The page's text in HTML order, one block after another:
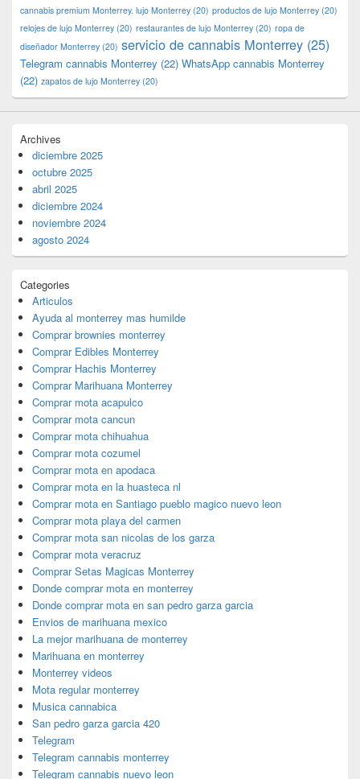
cannabis premium Monterrey. lujo Monterrey (20) productos de lujo Monterrey (20)
relojes de lujo Monterrey (20) restaurantes de lujo Monterrey (20) ropa de
diseñador Monterrey (20) servicio de cannabis Monterrey (25)
Telegram cannabis Monterrey (22) WhatsApp cannabis Monterrey
(22) zapatos de lujo Monterrey (20)
Archives
diciembre 2025
octubre 2025
abril 2025
diciembre 2024
noviembre 2024
agosto 2024
Categories
Articulos
Ayuda al monterrey mas humilde
Comprar brownies monterrey
Comprar Edibles Monterrey
Comprar Hachis Monterrey
Comprar Marihuana Monterrey
Comprar mota acapulco
Comprar mota cancun
Comprar mota chihuahua
Comprar mota cozumel
Comprar mota en apodaca
Comprar mota en la huasteca nl
Comprar mota en Santiago pueblo magico nuevo leon
Comprar mota playa del carmen
Comprar mota san nicolas de los garza
Comprar mota veracruz
Comprar Setas Magicas Monterrey
Donde comprar mota en monterrey
Donde comprar mota en san pedro garza garcia
Envios de marihuana mexico
La mejor marihuana de monterrey
Marihuana en monterrey
Monterrey videos
Mota regular monterrey
Musica cannabica
San pedro garza garcia 420
Telegram
Telegram cannabis monterrey
Telegram cannabis nuevo leon